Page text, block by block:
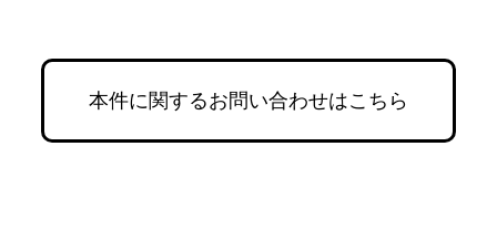
本件に関するお問い合わせはこちら